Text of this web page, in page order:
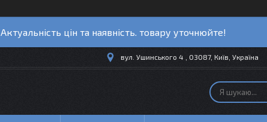
Актуальність цін та наявність. товару уточнюйте!
вул. Ушинського 4 , 03087, Київ, Україна